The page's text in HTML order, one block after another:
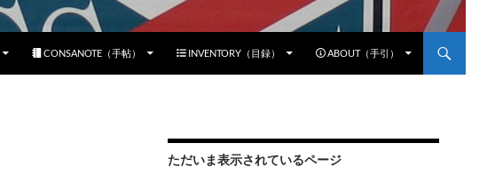
CONSANOTE（手帖） INVENTORY（目録） ABOUT（手引）
ただいま表示されているページ